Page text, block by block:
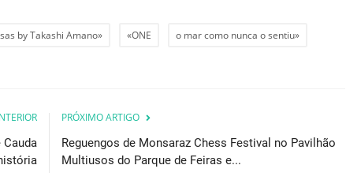
by Takashi Amano» «ONE o mar como nunca o sentiu»
PRÓXIMO ARTIGO
Reguengos de Monsaraz Chess Festival no Pavilhão
Multiusos do Parque de Feiras e...
Cultura